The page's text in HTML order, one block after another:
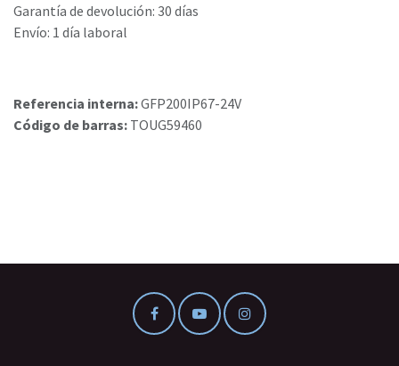
Garantía de devolución: 30 días
Envío: 1 día laboral
Referencia interna:GFP200IP67-24V
Código de barras: TOUG59460